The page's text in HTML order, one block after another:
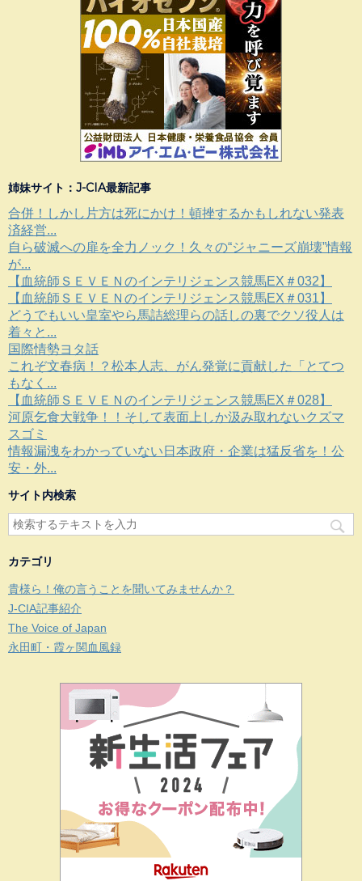
姉妹サイト：J-CIA最新記事
合併！しかし片方は死にかけ！頓挫するかもしれない発表
済経営...
自ら破滅への扉を全力ノック！久々の“ジャニーズ崩壊”情報
が...
【血統師ＳＥＶＥＮのインテリジェンス競馬EX＃032】
【血統師ＳＥＶＥＮのインテリジェンス競馬EX＃031】
どうでもいい皇室やら馬詰総理らの話しの裏でクソ役人は
着々と...
国際情勢ヨタ話
これぞ文春病！？松本人志、がん発覚に貢献した「とてつ
もなく...
【血統師ＳＥＶＥＮのインテリジェンス競馬EX＃028】
河原乞食大戦争！！そして表面上しか汲み取れないクズマ
スゴミ
情報漏洩をわかっていない日本政府・企業は猛反省を！公
安・外...
サイト内検索
カテゴリ
貴様ら！俺の言うことを聞いてみませんか？
J-CIA記事紹介
The Voice of Japan
永田町・霞ヶ関血風録